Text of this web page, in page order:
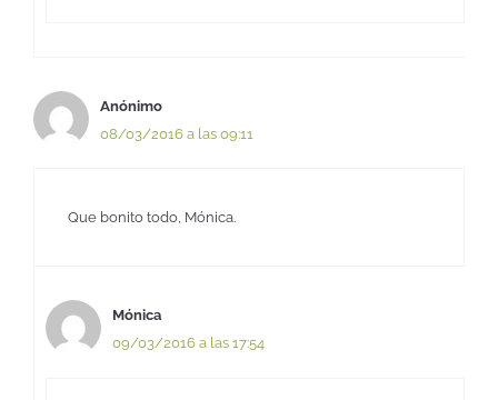
Anónimo
08/03/2016 a las 09:11
Que bonito todo, Mónica.
Mónica
09/03/2016 a las 17:54